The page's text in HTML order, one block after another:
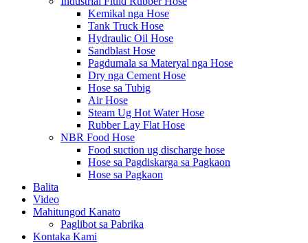
Kemikal nga Hose
Tank Truck Hose
Hydraulic Oil Hose
Sandblast Hose
Pagdumala sa Materyal nga Hose
Dry nga Cement Hose
Hose sa Tubig
Air Hose
Steam Ug Hot Water Hose
Rubber Lay Flat Hose
NBR Food Hose
Food suction ug discharge hose
Hose sa Pagdiskarga sa Pagkaon
Hose sa Pagkaon
Balita
Video
Mahitungod Kanato
Paglibot sa Pabrika
Kontaka Kami